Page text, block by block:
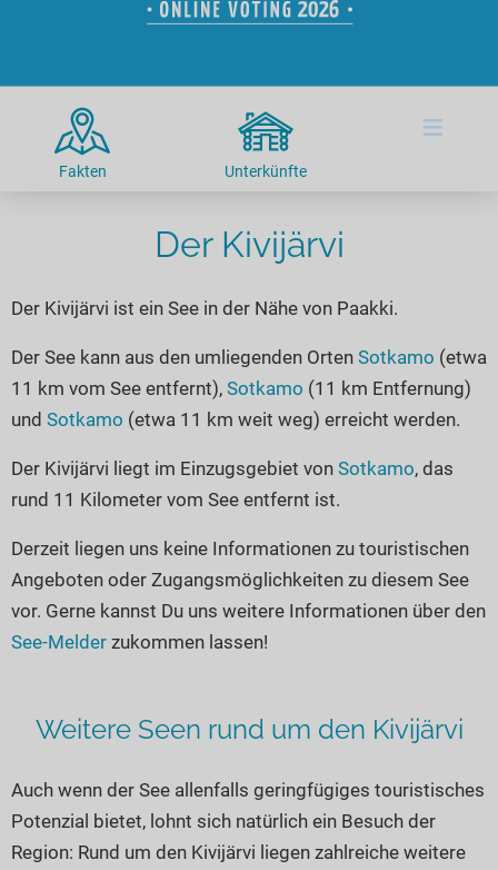
Radtouren am See
Kitesurfen
Kanu- & Kajaktouren
Badeseen in Deutschland
Romantik Hotels
Urlaub an der Küste
Unterkünfte
Hotels am See
Ferienwohnungen
Kanu- & Kajak-Urlaub
Wanderurlaub
Bikeurlaub
Auszeit & Wellness
Camping am See
Top-Hotels
Wellness-Hotels
Biohotels
Ausgefallenes
Häuser auf dem Wasser
Hundefreundliche Unterkünfte
Glamping
Seen in Deutschland
Seen in Europa
Überwachte Badestellen
Unsere See-Highlights
Deutschlands schönste Seen
Top Seen nach Bundesländern
Top Seen nach Regionen
Deutschlands Lieblingsseen
Seen in Europa
Österreich
Schweiz
Frankreich
Norwegen
alle Länder…
Fakten Unterkünfte
≡
Der Kivijärvi
Der Kivijärvi ist ein See in der Nähe von Paakki.
Der See kann aus den umliegenden Orten Sotkamo (etwa
11 km vom See entfernt), Sotkamo (11 km Entfernung)
und Sotkamo (etwa 11 km weit weg) erreicht werden.
Der Kivijärvi liegt im Einzugsgebiet von Sotkamo, das
rund 11 Kilometer vom See entfernt ist.
Derzeit liegen uns keine Informationen zu touristischen
Angeboten oder Zugangsmöglichkeiten zu diesem See
vor. Gerne kannst Du uns weitere Informationen über den
See-Melder zukommen lassen!
Weitere Seen rund um den Kivijärvi
Auch wenn der See allenfalls geringfügiges touristisches
Potenzial bietet, lohnt sich natürlich ein Besuch der
Region: Rund um den Kivijärvi liegen zahlreiche weitere